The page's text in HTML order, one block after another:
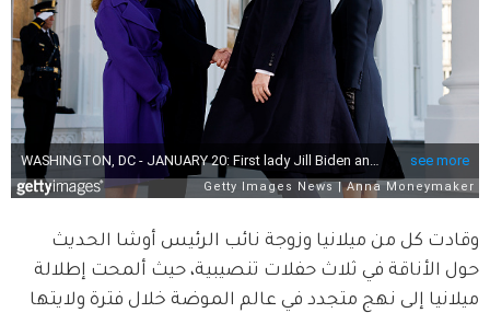
وقادت كل من ميلانيا وزوجة نائب الرئيس أوشا الحديث
حول الأناقة في ثلاث حفلات تنصيبية، حيث ألمحت إطلالة
ميلانيا إلى نهج متجدد في عالم الموضة خلال فترة ولايتها